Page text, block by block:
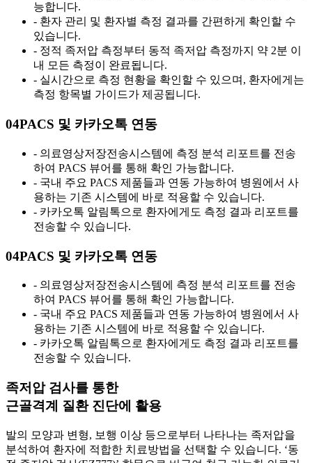
능합니다.
- 환자 관리 및 환자별 측정 결과를 간편하게 확인할 수
있습니다.
- 정적 족저압 측정부터 동적 족저압 측정까지 약 2분 이
내 모든 측정이 완료됩니다.
- 실시간으로 측정 현황을 확인할 수 있으며, 환자에게는
측정 항목별 가이드가 제공됩니다.
04PACS 및 카카오톡 연동
- 의료영상저장전송시스템에 측정 분석 리포트를 전송
하여 PACS 뷰어를 통해 확인 가능합니다.
- 국내 주요 PACS 제품들과 연동 가능하여 병원에서 사
용하는 기존 시스템에 바로 적용할 수 있습니다.
- 카카오톡 알림톡으로 환자에게도 측정 결과 리포트를
전송할 수 있습니다.
04PACS 및 카카오톡 연동
- 의료영상저장전송시스템에 측정 분석 리포트를 전송
하여 PACS 뷰어를 통해 확인 가능합니다.
- 국내 주요 PACS 제품들과 연동 가능하여 병원에서 사
용하는 기존 시스템에 바로 적용할 수 있습니다.
- 카카오톡 알림톡으로 환자에게도 측정 결과 리포트를
전송할 수 있습니다.
족저압 검사를 통한
근골격계 질환 진단에 활용
발의 모양과 변형, 보행 이상 등으로부터 나타나는 족저압을
분석하여 환자에 적합한 치료방법을 선택할 수 있습니다. ‘동